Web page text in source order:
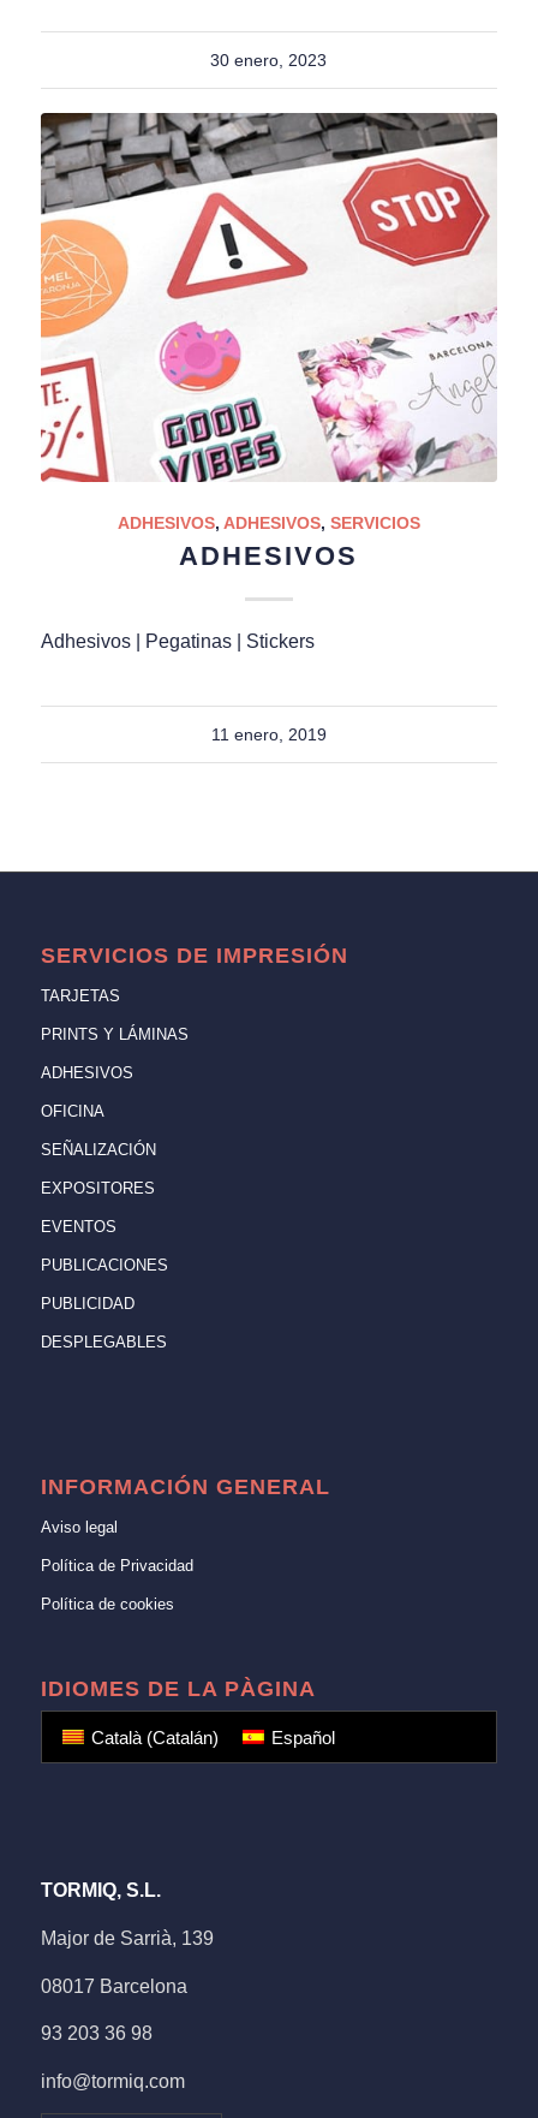
30 enero, 2023
ADHESIVOS, ADHESIVOS, SERVICIOS
ADHESIVOS
Adhesivos | Pegatinas | Stickers
11 enero, 2019
SERVICIOS DE IMPRESIÓN
TARJETAS
PRINTS Y LÁMINAS
ADHESIVOS
OFICINA
SEÑALIZACIÓN
EXPOSITORES
EVENTOS
PUBLICACIONES
PUBLICIDAD
DESPLEGABLES
INFORMACIÓN GENERAL
Aviso legal
Política de Privacidad
Política de cookies
IDIOMES DE LA PÀGINA
Català(Catalán) Español
TORMIQ, S.L.
Major de Sarrià, 139
08017 Barcelona
93 203 36 98
info@tormiq.com